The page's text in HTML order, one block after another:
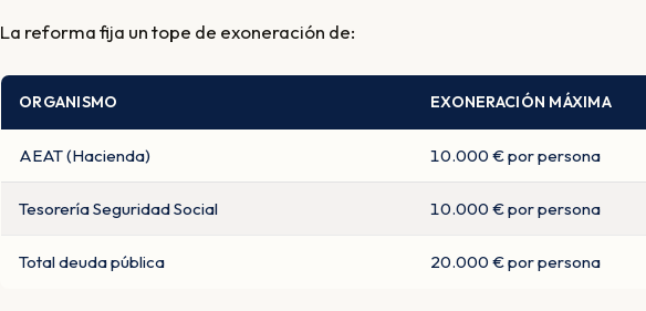
La reforma fija un tope de exoneración de:
ORGANISMO EXONERACIÓN MÁXIMA
AEAT (Hacienda) 10.000 € por persona
Tesorería Seguridad Social 10.000 € por persona
Total deuda pública 20.000 € por persona